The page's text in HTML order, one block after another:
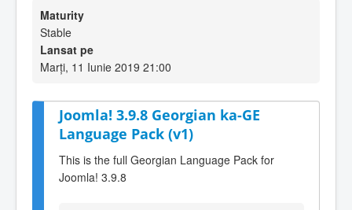
Maturity
Stable
Lansat pe
Marți, 11 Iunie 2019 21:00
Joomla! 3.9.8 Georgian ka-GE
Language Pack (v1)
This is the full Georgian Language Pack for
Joomla! 3.9.8